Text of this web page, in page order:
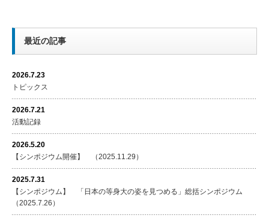
最近の記事
2026.7.23
トピックス
2026.7.21
活動記録
2026.5.20
【シンポジウム開催】 （2025.11.29）
2025.7.31
【シンポジウム】 「日本の等身大の姿を見つめる」総括シンポジウム
（2025.7.26）